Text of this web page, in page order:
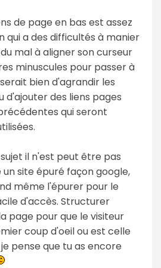
de page en bas est assez
qui a des difficultés à manier
mal à aligner son curseur
minuscules pour passer à
bien d'agrandir les
d'ajouter des liens pages
qui seront
il n'est peut être pas
site épuré façon google,
même l'épurer pour le
d'accès. Structurer
page pour que le visiteur
coup d'oeil ou est celle
pense que tu as encore